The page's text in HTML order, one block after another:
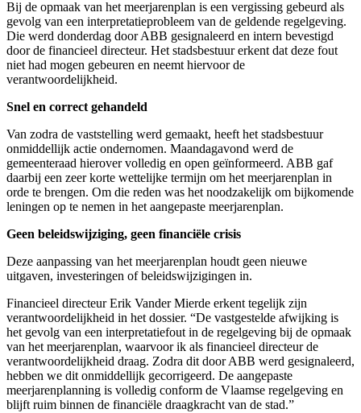
Bij de opmaak van het meerjarenplan is een vergissing gebeurd als
gevolg van een interpretatieprobleem van de geldende regelgeving.
Die werd donderdag door ABB gesignaleerd en intern bevestigd
door de financieel directeur. Het stadsbestuur erkent dat deze fout
niet had mogen gebeuren en neemt hiervoor de
verantwoordelijkheid.
Snel en correct gehandeld
Van zodra de vaststelling werd gemaakt, heeft het stadsbestuur
onmiddellijk actie ondernomen. Maandagavond werd de
gemeenteraad hierover volledig en open geïnformeerd. ABB gaf
daarbij een zeer korte wettelijke termijn om het meerjarenplan in
orde te brengen. Om die reden was het noodzakelijk om bijkomende
leningen op te nemen in het aangepaste meerjarenplan.
Geen beleidswijziging, geen financiële crisis
Deze aanpassing van het meerjarenplan houdt geen nieuwe
uitgaven, investeringen of beleidswijzigingen in.
Financieel directeur Erik Vander Mierde erkent tegelijk zijn
verantwoordelijkheid in het dossier. “De vastgestelde afwijking is
het gevolg van een interpretatiefout in de regelgeving bij de opmaak
van het meerjarenplan, waarvoor ik als financieel directeur de
verantwoordelijkheid draag. Zodra dit door ABB werd gesignaleerd,
hebben we dit onmiddellijk gecorrigeerd. De aangepaste
meerjarenplanning is volledig conform de Vlaamse regelgeving en
blijft ruim binnen de financiële draagkracht van de stad.”